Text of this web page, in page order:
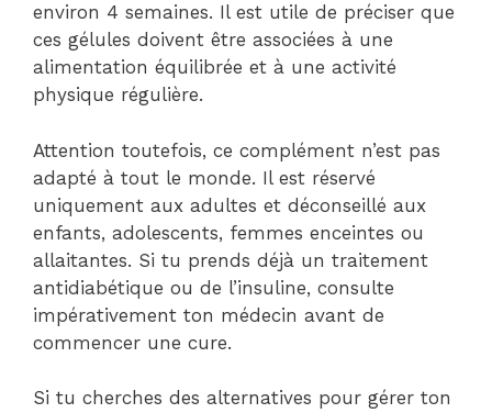
environ 4 semaines. Il est utile de préciser que
ces gélules doivent être associées à une
alimentation équilibrée et à une activité
physique régulière.
Attention toutefois, ce complément n’est pas
adapté à tout le monde. Il est réservé
uniquement aux adultes et déconseillé aux
enfants, adolescents, femmes enceintes ou
allaitantes. Si tu prends déjà un traitement
antidiabétique ou de l’insuline, consulte
impérativement ton médecin avant de
commencer une cure.
Si tu cherches des alternatives pour gérer ton